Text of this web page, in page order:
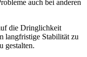
auch bei anderen
die Dringlichkeit
langfristige Stabilität zu
gestalten.